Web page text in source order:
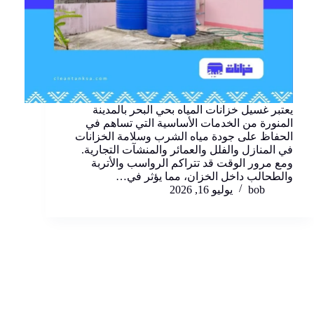
يعتبر غسيل خزانات المياه بحي البحر بالمدينة
المنورة من الخدمات الأساسية التي تساهم في
الحفاظ على جودة مياه الشرب وسلامة الخزانات
في المنازل والفلل والعمائر والمنشآت التجارية.
ومع مرور الوقت قد تتراكم الرواسب والأتربة
والطحالب داخل الخزان، مما يؤثر في…
bob
يوليو 16, 2026